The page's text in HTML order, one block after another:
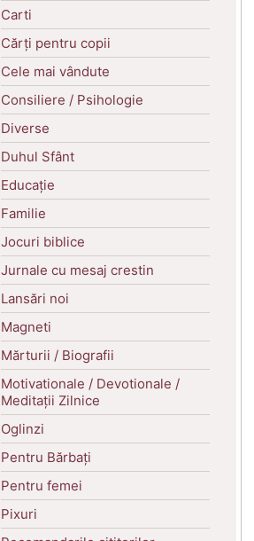
Carti
Cărți pentru copii
Cele mai vândute
Consiliere / Psihologie
Diverse
Duhul Sfânt
Educație
Familie
Jocuri biblice
Jurnale cu mesaj crestin
Lansări noi
Magneti
Mărturii / Biografii
Motivationale / Devotionale /
Meditații Zilnice
Oglinzi
Pentru Bărbați
Pentru femei
Pixuri